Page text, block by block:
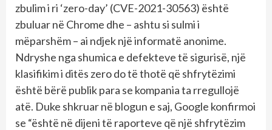
zbulim i ri ‘zero-day’ (CVE-2021-30563) është
zbuluar në Chrome dhe – ashtu si sulmi i
mëparshëm – ai ndjek një informatë anonime.
Ndryshe nga shumica e defekteve të sigurisë, një
klasifikim i ditës zero do të thotë që shfrytëzimi
është bërë publik para se kompania ta rregullojë
atë. Duke shkruar në blogun e saj, Google konfirmoi
se “është në dijeni të raporteve që një shfrytëzim